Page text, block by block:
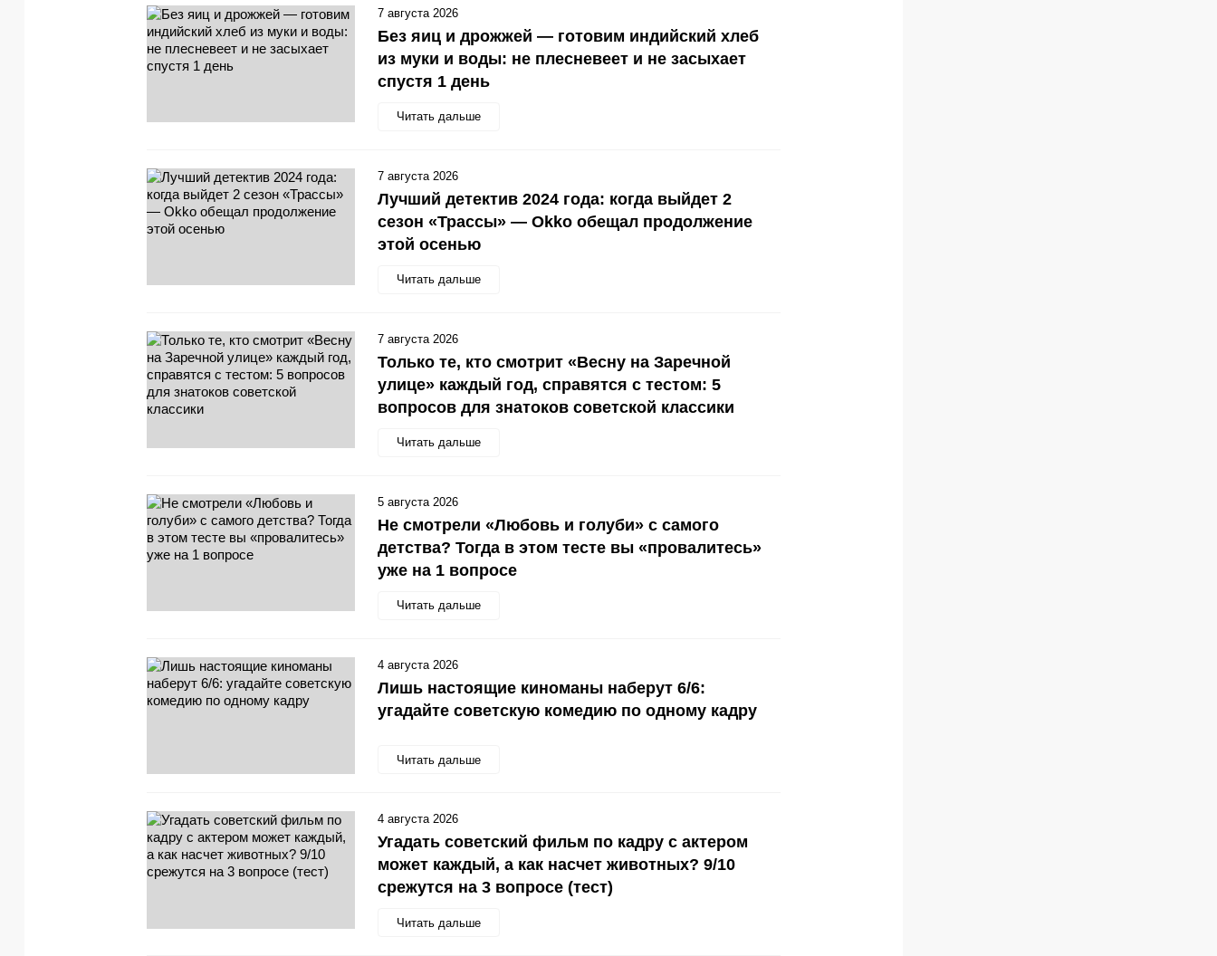
Без яиц и дрожжей — готовим индийский хлеб
из муки и воды: не плесневеет и не засыхает
спустя 1 день
Читать дальше
7 августа 2026
Лучший детектив 2024 года: когда выйдет 2
сезон «Трассы» — Okko обещал продолжение
этой осенью
Читать дальше
7 августа 2026
Только те, кто смотрит «Весну на Заречной
улице» каждый год, справятся с тестом: 5
вопросов для знатоков советской классики
Читать дальше
7 августа 2026
Не смотрели «Любовь и голуби» с самого
детства? Тогда в этом тесте вы «провалитесь»
уже на 1 вопросе
Читать дальше
5 августа 2026
Лишь настоящие киноманы наберут 6/6:
угадайте советскую комедию по одному кадру
Читать дальше
4 августа 2026
Угадать советский фильм по кадру с актером
может каждый, а как насчет животных? 9/10
срежутся на 3 вопросе (тест)
Читать дальше
4 августа 2026